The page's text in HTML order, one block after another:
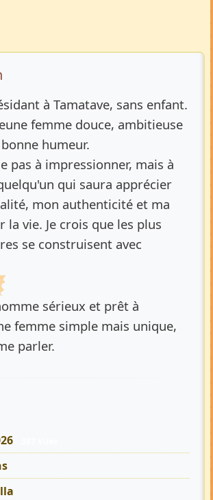
de l’annonce
à Tamatave, sans enfant.
femme douce, ambitieuse
humeur.
pas à impressionner, mais à
qui saura apprécier
mon authenticité et ma
la vie. Je crois que les plus
se construisent avec
sérieux et prêt à
femme simple mais unique,
parler.